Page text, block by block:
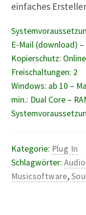
einfaches
E-Mail (download)
Kopierschutz:
Freischaltungen: 2
Windows: ab 10 –
min.: Dual Core –
Kategorie: Plug In
Schlagwörter:
Musicsoftware,